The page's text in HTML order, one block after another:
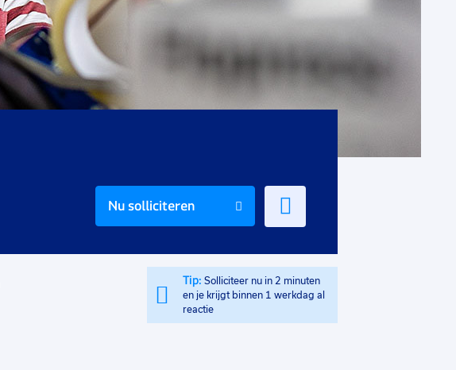
Nu solliciteren
favorieten
Tip: Solliciteer nu in 2 minuten
en je krijgt binnen 1 werkdag al
reactie